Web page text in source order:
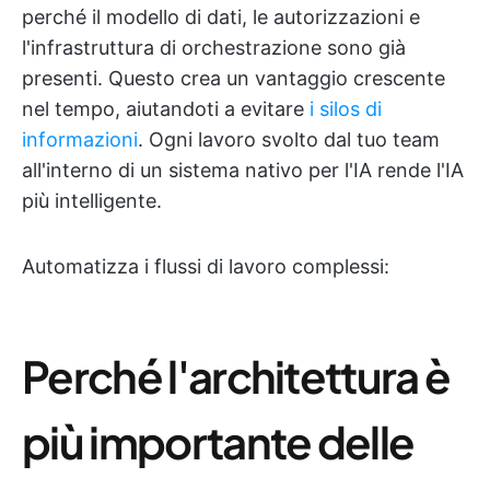
perché il modello di dati, le autorizzazioni e
l'infrastruttura di orchestrazione sono già
presenti. Questo crea un vantaggio crescente
nel tempo, aiutandoti a evitare i silos di
informazioni. Ogni lavoro svolto dal tuo team
all'interno di un sistema nativo per l'IA rende l'IA
più intelligente.
Automatizza i flussi di lavoro complessi:
Perché l'architettura è
più importante delle